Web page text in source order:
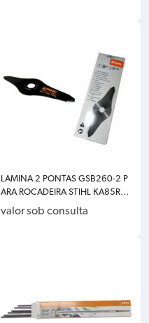
LAMINA 2 PONTAS GSB260-2 P
ARA ROCADEIRA STIHL KA85R/1
20R/KM85R/FR220/FS80/85/1
valor sob consulta